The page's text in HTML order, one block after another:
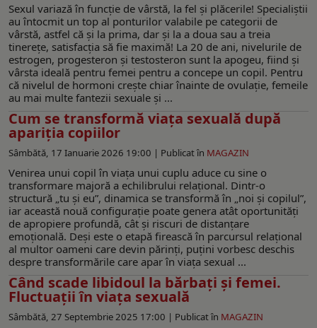
Sexul variază în funcţie de vârstă, la fel și plăcerile! Specialiștii
au întocmit un top al ponturilor valabile pe categorii de
vârstă, astfel că și la prima, dar și la a doua sau a treia
tinerețe, satisfacția să fie maximă! La 20 de ani, nivelurile de
estrogen, progesteron şi testosteron sunt la apogeu, fiind şi
vârsta ideală pentru femei pentru a concepe un copil. Pentru
că nivelul de hormoni creşte chiar înainte de ovulaţie, femeile
au mai multe fantezii sexuale şi ...
Cum se transformă viața sexuală după
apariția copiilor
Sâmbătă, 17 Ianuarie 2026 19:00 | Publicat în MAGAZIN
Venirea unui copil în viața unui cuplu aduce cu sine o
transformare majoră a echilibrului relațional. Dintr-o
structură „tu și eu”, dinamica se transformă în „noi și copilul”,
iar această nouă configurație poate genera atât oportunități
de apropiere profundă, cât și riscuri de distanțare
emoțională. Deși este o etapă firească în parcursul relațional
al multor oameni care devin părinți, puțini vorbesc deschis
despre transformările care apar în viața sexual ...
Când scade libidoul la bărbați și femei.
Fluctuații în viața sexuală
Sâmbătă, 27 Septembrie 2025 17:00 | Publicat în MAGAZIN